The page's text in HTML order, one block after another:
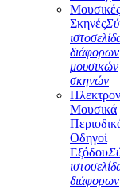
Μουσικές
Σκηνές
διάφορων
μουσικών
σκηνών
Μουσικά
Οδηγοί
Εξόδου
διάφορων